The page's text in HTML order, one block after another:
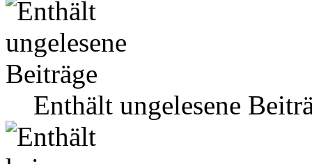
Enthält ungelesene